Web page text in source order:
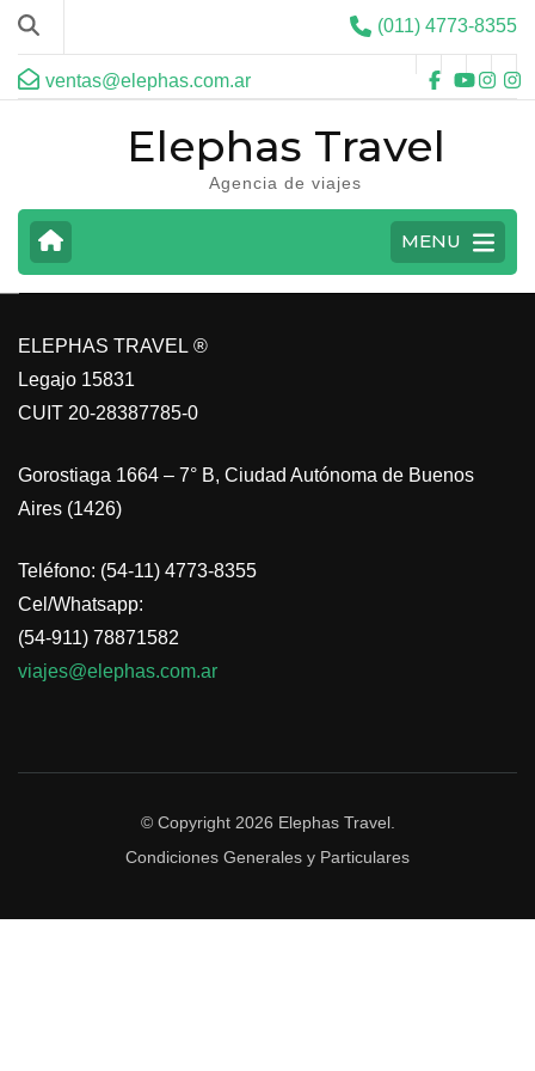
(011) 4773-8355
ventas@elephas.com.ar
Elephas Travel
Agencia de viajes
MENU
ELEPHAS TRAVEL ®
Legajo 15831
CUIT 20-28387785-0
Gorostiaga 1664 – 7° B, Ciudad Autónoma de Buenos
Aires (1426)
Teléfono: (54-11) 4773-8355
Cel/Whatsapp:
(54-911) 78871582
viajes@elephas.com.ar
© Copyright 2026 Elephas Travel.
Condiciones Generales y Particulares